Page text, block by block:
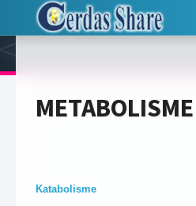
Katabolisme